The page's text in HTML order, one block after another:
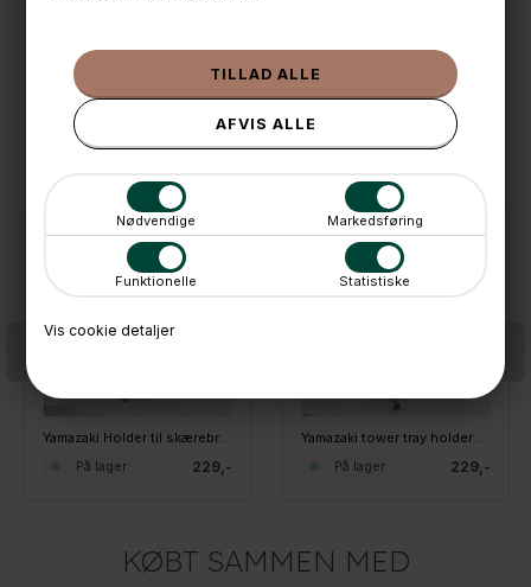
Nødvendige Markedsføring
Funktionelle Statistiske
Vis cookie detaljer
Kundeservice
ANDRE IDÉER
Yamazaki Holder til skærebræt Tower tray holder - SORT
229,-
På lager 229,-
På lager
KØBT SAMMEN MED